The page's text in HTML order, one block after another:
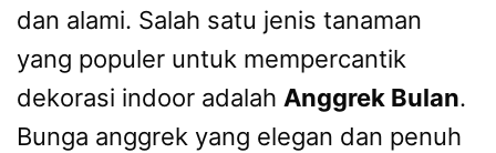
dan alami. Salah satu jenis tanaman
yang populer untuk mempercantik
dekorasi indoor adalah Anggrek Bulan.
Bunga anggrek yang elegan dan penuh